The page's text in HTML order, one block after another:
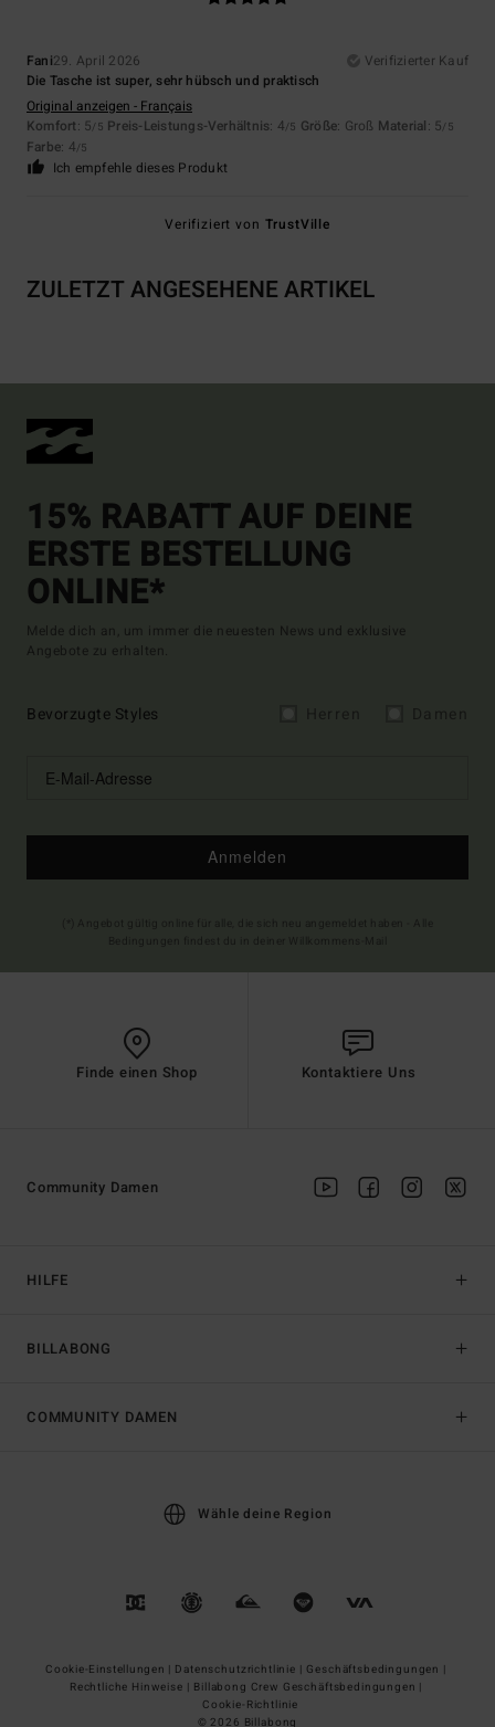
Fani29. April 2026
Verifizierter Kauf
Die Tasche ist super, sehr hübsch und praktisch
Original anzeigen - Français
Komfort: 5/5 Preis-Leistungs-Verhältnis: 4/5 Größe: Groß Material: 5/5
Farbe: 4/5
Ich empfehle dieses Produkt
Verifiziert von TrustVille
ZULETZT ANGESEHENE ARTIKEL
15% RABATT AUF DEINE
ERSTE BESTELLUNG
ONLINE*
Melde dich an, um immer die neuesten News und exklusive
Angebote zu erhalten.
Bevorzugte Styles
Anmelden
Finde einen Shop Kontaktiere Uns
HILFE
BILLABONG
Community Damen
COMMUNITY DAMEN
Wähle deine Region
Cookie-Einstellungen | Datenschutzrichtlinie | Geschäftsbedingungen |
Rechtliche Hinweise | Billabong Crew Geschäftsbedingungen |
Cookie-Richtlinie
© 2026 Billabong